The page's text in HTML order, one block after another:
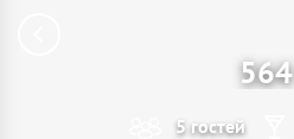
564
5 гостей